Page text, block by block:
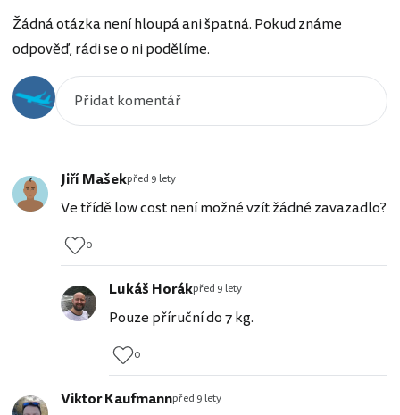
Žádná otázka není hloupá ani špatná. Pokud známe
odpověď, rádi se o ni podělíme.
Jiří Mašekpřed 9 lety
Ve třídě low cost není možné vzít žádné zavazadlo?
0
Lukáš Horákpřed 9 lety
Pouze příruční do 7 kg.
0
Viktor Kaufmannpřed 9 lety